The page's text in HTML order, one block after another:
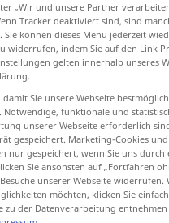
durchstöbern
„Wir und unsere Partner
Tracker deaktiviert sind, sind
Sie können dieses Menü jederzeit
widerrufen, indem Sie auf den Link
gelten innerhalb unseres
Sie unsere Webseite
funktionale und
unserer Webseite erforderlich
gespeichert. Marketing-Cookies
nur gespeichert, wenn Sie uns
Sie ansonsten auf „Fortfahren
unserer Webseite
möchten, klicken Sie
zu der Datenverarbeitung